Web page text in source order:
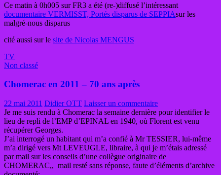
Ce matin à 0h005 sur FR3 a été (re-)diffusé l’intéressant
documentaire VERMISST, Portés disparus de SEPPIAsur les
malgré-nous disparus
cité aussi sur le site de Nicolas MENGUS
TV
Non classé
Chomerac en 2011 – 70 ans après
22 mai 2011 Didier OTT Laisser un commentaire
Je me suis rendu à Chomerac la semaine dernière pour identifier le
lieu de repli de l’EMP d’EPINAL en 1940, où Florent est venu
récupérer Georges.
J’ai interrogé un habitant qui m’a confié à Mr TESSIER, lui-même
m’a dirigé vers Mt LEVEUGLE, libraire, à qui je m’étais adressé
par mail sur les conseils d’une collègue originaire de
CHOMERAC,, mail resté sans réponse, faute d’éléments d’archive